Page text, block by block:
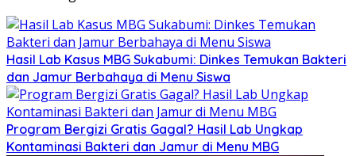
Hasil Lab Kasus MBG Sukabumi: Dinkes Temukan Bakteri
dan Jamur Berbahaya di Menu Siswa
Program Bergizi Gratis Gagal? Hasil Lab Ungkap
Kontaminasi Bakteri dan Jamur di Menu MBG